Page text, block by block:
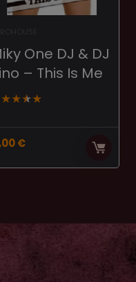
One DJ & DJ
‎– This Is Me
★★★★
€